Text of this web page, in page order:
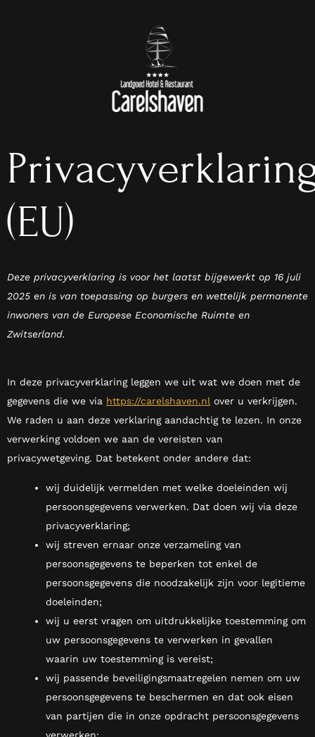
(EU)
Deze privacyverklaring is voor het laatst bijgewerkt op 16 juli
2025 en is van toepassing op burgers en wettelijk permanente
inwoners van de Europese Economische Ruimte en
Zwitserland.
In deze privacyverklaring leggen we uit wat we doen met de
gegevens die we via https://carelshaven.nl over u verkrijgen.
We raden u aan deze verklaring aandachtig te lezen. In onze
verwerking voldoen we aan de vereisten van
privacywetgeving. Dat betekent onder andere dat:
wij duidelijk vermelden met welke doeleinden wij
persoonsgegevens verwerken. Dat doen wij via deze
privacyverklaring;
wij streven ernaar onze verzameling van
persoonsgegevens te beperken tot enkel de
persoonsgegevens die noodzakelijk zijn voor legitieme
doeleinden;
wij u eerst vragen om uitdrukkelijke toestemming om
uw persoonsgegevens te verwerken in gevallen
waarin uw toestemming is vereist;
wij passende beveiligingsmaatregelen nemen om uw
persoonsgegevens te beschermen en dat ook eisen
van partijen die in onze opdracht persoonsgegevens
verwerken;